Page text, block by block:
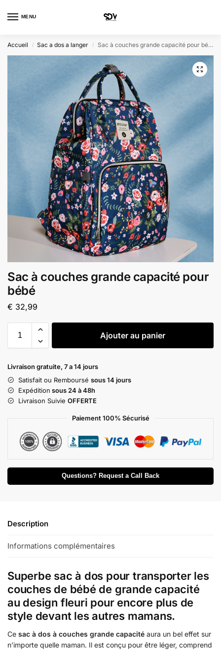
MENU
Accueil / Sac a dos a langer / Sac à couches grande capacité pour bébé
Sac à couches grande capacité pour
bébé
€ 32,99
Ajouter au panier
Livraison gratuite, 7 a 14 jours
Satisfait ou Remboursé sous 14 jours
Expédition sous 24 à 48h
Livraison Suivie OFFERTE
Paiement 100% Sécurisé
Questions? Request a Call Back
Description
Informations complémentaires
Superbe sac à dos pour transporter les
couches de bébé de grande capacité
au design fleuri pour encore plus de
style devant les autres mamans.
Ce sac à dos à couches grande capacité aura un bel effet sur
n’importe quelle maman. Il est conçu pour être léger, comprend